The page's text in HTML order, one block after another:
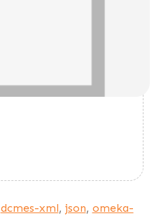
dcmes-xml, json, omeka-